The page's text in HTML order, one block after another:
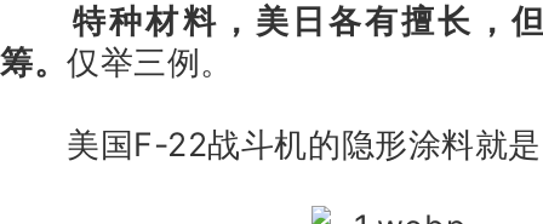
特种材料，美日各有擅长，
筹。仅举三例。
美国F-22战斗机的隐形涂料就